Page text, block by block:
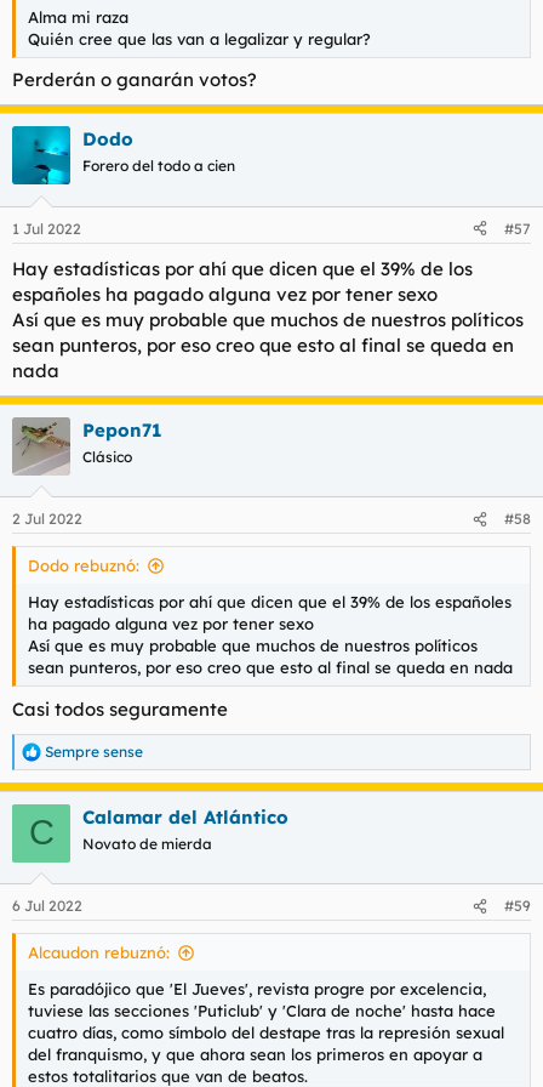
Alma mi raza
Quién cree que las van a legalizar y regular?
Perderán o ganarán votos?
Dodo
Forero del todo a cien
1 Jul 2022 #57
Hay estadísticas por ahí que dicen que el 39% de los
españoles ha pagado alguna vez por tener sexo
Así que es muy probable que muchos de nuestros políticos
sean punteros, por eso creo que esto al final se queda en
nada
Pepon71
Clásico
2 Jul 2022 #58
Dodo rebuznó:
Hay estadísticas por ahí que dicen que el 39% de los españoles
ha pagado alguna vez por tener sexo
Así que es muy probable que muchos de nuestros políticos
sean punteros, por eso creo que esto al final se queda en nada
Casi todos seguramente
R
e
a
e
s
Sempre sense
C Calamar del Atlántico
Novato de mierda
6 Jul 2022 #59
Alcaudon rebuznó:
Es paradójico que 'El Jueves', revista progre por excelencia,
tuviese las secciones 'Puticlub' y 'Clara de noche' hasta hace
cuatro días, como símbolo del destape tras la represión sexual
del franquismo, y que ahora sean los primeros en apoyar a
estos totalitarios que van de beatos.